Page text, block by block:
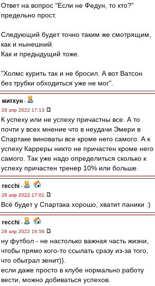
Ответ на вопрос "Если не Федун, то кто?"
предельно прост.
Следующий будет точно таким же смотрящим,
как и нынешний.
Как и предыдущий тоже.
"Холмс курить так и не бросил. А вот Ватсон
без трубки обходиться уже не мог".
митхун -
28 апр 2022 17:13
К успеху или не успеху причастны все. А то
почти у всех мнение что в неудачи Эмери в
Спартаке виноваты все кроме него самого. А к
успеху Карреры никто не причастен кроме него
самого. Так уже надо определиться сколько к
успеху причастен тренер 10% или больше.
recchi -
28 апр 2022 17:01
Всё будет у Спартака хорошо, хватит паники :)
recchi -
28 апр 2022 16:56
ну футбол - не настолько важная часть жизни,
чтобы прямо кого-то ссылать сразу из-за того,
что обыграл зенит)).
если даже просто в клубе нормально работу
вести, можно добиваться успехов.